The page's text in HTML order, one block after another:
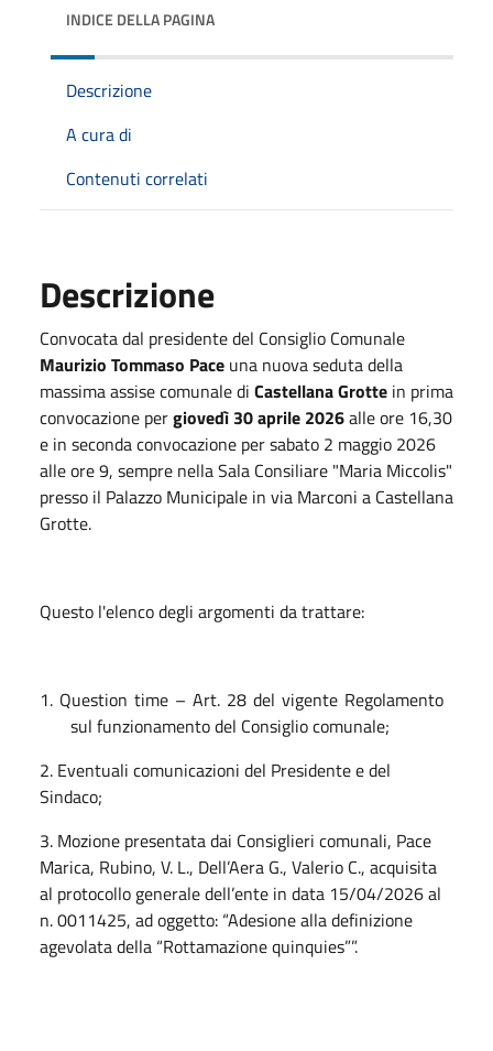
INDICE DELLA PAGINA
Descrizione
A cura di
Contenuti correlati
Descrizione
Convocata dal presidente del Consiglio Comunale
Maurizio Tommaso Pace una nuova seduta della
massima assise comunale di Castellana Grotte in prima
convocazione pergiovedì 30 aprile 2026alle ore 16,30
e in seconda convocazione per sabato 2 maggio 2026
alle ore 9, sempre nella Sala Consiliare "Maria Miccolis"
presso il Palazzo Municipale in via Marconi a Castellana
Grotte.
Questo l'elenco degli argomenti da trattare:
1. Question time – Art. 28 del vigente Regolamento
sul funzionamento del Consiglio comunale;
2. Eventuali comunicazioni del Presidente e del
Sindaco;
3. Mozione presentata dai Consiglieri comunali, Pace
Marica, Rubino, V. L., Dell’Aera G., Valerio C., acquisita
al protocollo generale dell’ente in data 15/04/2026 al
n. 0011425, ad oggetto: “Adesione alla definizione
agevolata della “Rottamazione quinquies””.